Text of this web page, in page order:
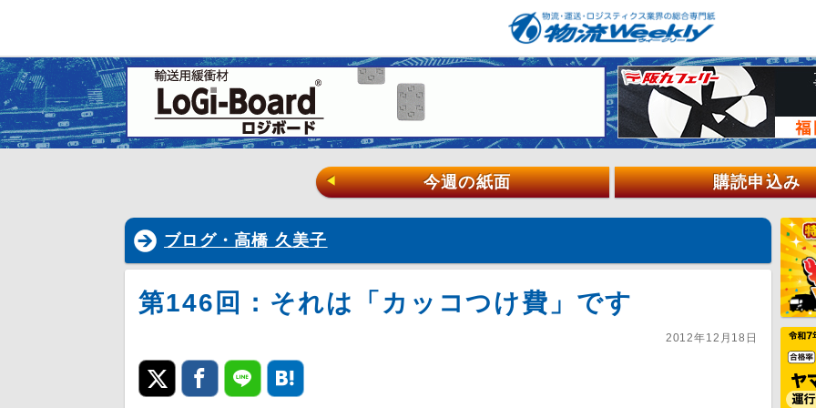
◀ 今週の紙面 購読申込み
ブログ・高橋 久美子
第146回：それは「カッコつけ費」です
2012年12月18日